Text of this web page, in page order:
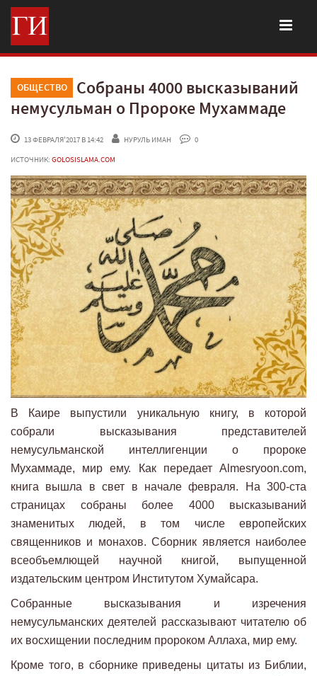
ОБЩЕСТВО
Собраны 4000 высказываний
немусульман о Пророке Мухаммаде
13 ФЕВРАЛЯ'2017 В 14:42 НУРУЛЬ ИМАН
0
ИСТОЧНИК: GOLOSISLAMA.COM
В Каире выпустили уникальную книгу, в которой
собрали высказывания представителей
немусульманской интеллигенции о пророке
Мухаммаде, мир ему. Как передает Almesryoon.com,
книга вышла в свет в начале февраля. На 300-ста
страницах собраны более 4000 высказываний
знаменитых людей, в том числе европейских
священников и монахов. Сборник является наиболее
всеобъемлющей научной книгой, выпущенной
издательским центром Институтом Хумайсара.
Собранные высказывания и изречения
немусульманских деятелей рассказывают читателю об
их восхищении последним пророком Аллаха, мир ему.
Кроме того, в сборнике приведены цитаты из Библии,